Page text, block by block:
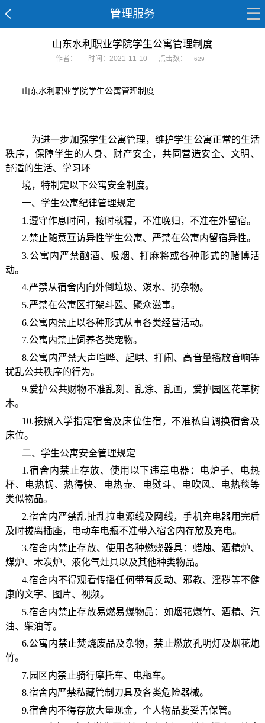
管理服务
山东水利职业学院学生公寓管理制度
作者： 时间：2021-11-10 点击数： 629
山东水利职业学院学生公寓管理制度
为进一步加强学生公寓管理，维护学生公寓正常的生活
秩序，保障学生的人身、财产安全，共同营造安全、文明、
舒适的生活、学习环
境，特制定以下公寓安全制度。
一、学生公寓纪律管理规定
1.遵守作息时间，按时就寝，不准晚归，不准在外留宿。
2.禁止随意互访异性学生公寓、严禁在公寓内留宿异性。
3.公寓内严禁酗酒、吸烟、打麻将或各种形式的赌博活
动。
4.严禁从宿舍内向外倒垃圾、泼水、扔杂物。
5.严禁在公寓区打架斗殴、聚众滋事。
6.公寓内禁止以各种形式从事各类经营活动。
7.公寓内禁止饲养各类宠物。
8.公寓内严禁大声喧哗、起哄、打闹、高音量播放音响等
扰乱公共秩序的行为。
9.爱护公共财物不准乱刻、乱涂、乱画，爱护园区花草树
木。
10.按照入学指定宿舍及床位住宿，不准私自调换宿舍及
床位。
二、学生公寓安全管理规定
1.宿舍内禁止存放、使用以下违章电器：电炉子、电热
杯、电热锅、热得快、电热壶、电熨斗、电吹风、电热毯等
类似物品。
2.宿舍内严禁乱扯乱拉电源线及网线，手机充电器用完后
及时拔离插座，电动车电瓶不准带入宿舍内存放及充电。
3.宿舍内禁止存放、使用各种燃烧器具：蜡烛、酒精炉、
煤炉、木炭炉、液化气灶具以及其他种类物品。
4.宿舍内不得观看传播任何带有反动、邪教、淫秽等不健
康的文字、图片、视频。
5.宿舍内禁止存放易燃易爆物品：如烟花爆竹、酒精、汽
油、柴油等。
6.公寓内禁止焚烧废品及杂物，禁止燃放孔明灯及烟花炮
竹。
7.园区内禁止骑行摩托车、电瓶车。
8.宿舍内严禁私藏管制刀具及各类危险器械。
9.宿舍内不得存放大量现金，个人物品要妥善保管。